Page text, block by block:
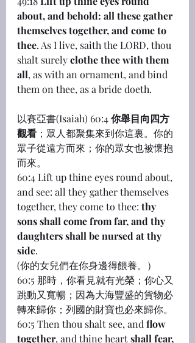
about, and behold: all these gather
themselves together, and come to
thee. As I live, saith the LORD, thou
shalt surely clothe thee with them
all, as with an ornament, and bind
them on thee, as a bride doeth.
以賽亞書(Isaiah) 60:4 你舉目向四方
觀看 ；眾人都聚集來到你這裏。你的
眾子從遠方而來；你的眾女也被懷抱
而來。
60:4 Lift up thine eyes round about,
and see: all they gather themselves
together, they come to thee: thy
sons shall come from far, and thy
daughters shall be nursed at thy
side.
(你的女兒們在你身邊得餵養。）
60:5 那時，你看見就有光榮；你心又
跳動又寬暢；因為大海豐盛的貨物必
轉來歸你；列國的財寶也必來歸你。
60:5 Then thou shalt see, and flow
together, and thine heart shall fear,